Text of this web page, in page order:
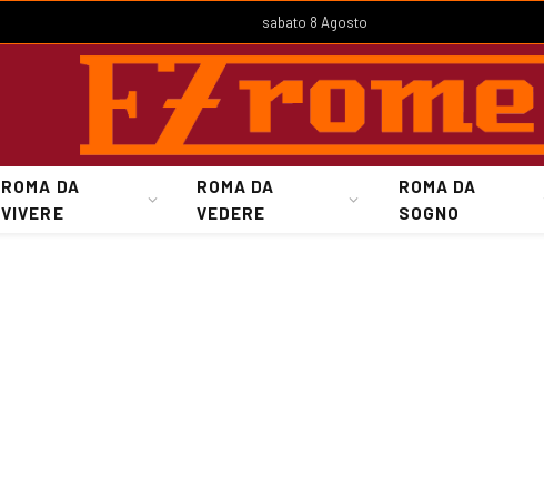
sabato 8 Agosto
ROMA DA
VIVERE
ROMA DA
VEDERE
ROMA DA
SOGNO